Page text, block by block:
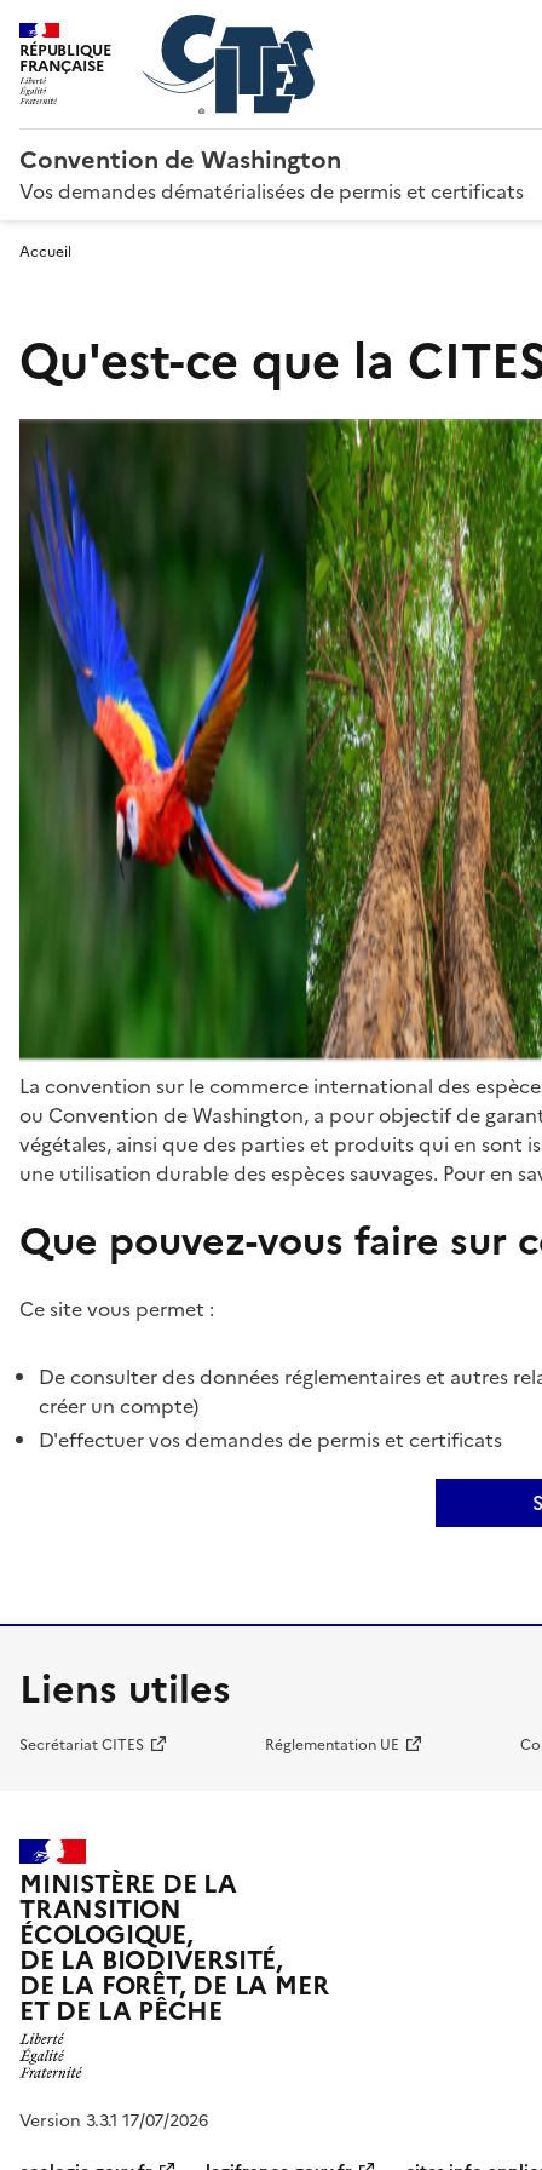
RÉPUBLIQUE
FRANÇAISE
Convention de Washington
Vos demandes dématérialisées de permis et certificats
Accueil
Qu'est-ce que la
La convention sur le commerce international des
ou Convention de Washington, a pour objectif de
végétales, ainsi que des parties et produits qui en sont
une utilisation durable des espèces sauvages. Pour en
Que pouvez-vous faire sur
Ce site vous permet :
De consulter des données réglementaires et autres
créer un compte)
D'effectuer vos demandes de permis et certificats
Liens utiles
Secrétariat CITES Réglementation UE
MINISTÈRE DE LA
TRANSITION
ÉCOLOGIQUE,
DE LA BIODIVERSITÉ,
DE LA FORÊT, DE LA MER
ET DE LA PÊCHE
Version 3.3.1 17/07/2026